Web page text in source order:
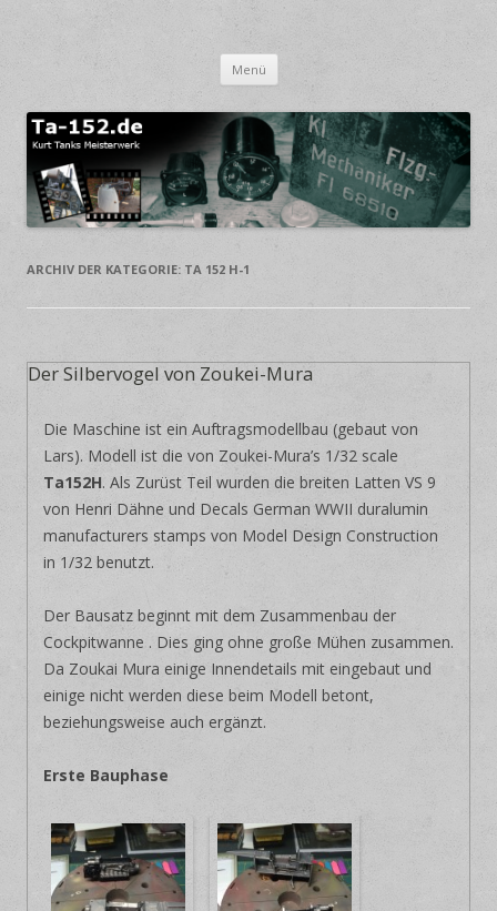
Focke-Wulf TA 152
Menü
ARCHIV DER KATEGORIE: TA 152 H-1
Der Silbervogel von Zoukei-Mura
Die Maschine ist ein Auftragsmodellbau (gebaut von
Lars). Modell ist die von Zoukei-Mura’s 1/32 scale
Ta152H. Als Zurüst Teil wurden die breiten Latten VS 9
von Henri Dähne und Decals German WWII duralumin
manufacturers stamps von Model Design Construction
in 1/32 benutzt.
Der Bausatz beginnt mit dem Zusammenbau der
Cockpitwanne . Dies ging ohne große Mühen zusammen.
Da Zoukai Mura einige Innendetails mit eingebaut und
einige nicht werden diese beim Modell betont,
beziehungsweise auch ergänzt.
Erste Bauphase